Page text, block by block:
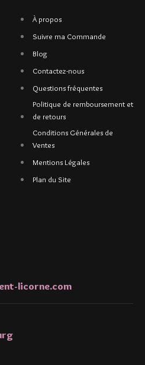
À propos
Suivre ma Commande
Blog
Contactez-nous
Questions fréquentes
Politique de remboursement et
de retours
Conditions Générales de
Ventes
Mentions Légales
Plan du Site
licorne.com